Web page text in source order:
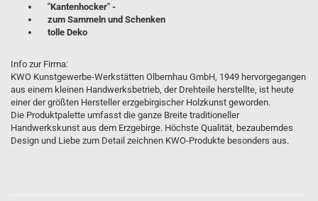
"Kantenhocker" -
zum Sammeln und Schenken
tolle Deko
Info zur Firma:
KWO Kunstgewerbe-Werkstätten Olbernhau GmbH, 1949 hervorgegangen
aus einem kleinen Handwerksbetrieb, der Drehteile herstellte, ist heute
einer der größten Hersteller erzgebirgischer Holzkunst geworden.
Die Produktpalette umfasst die ganze Breite traditioneller
Handwerkskunst aus dem Erzgebirge. Höchste Qualität, bezauberndes
Design und Liebe zum Detail zeichnen KWO-Produkte besonders aus.